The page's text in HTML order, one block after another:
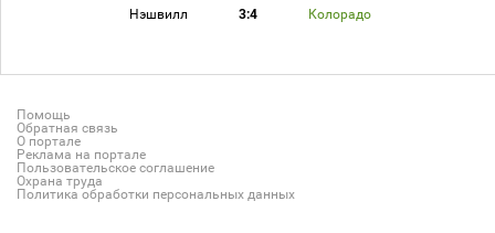
Нэшвилл 3:4 Колорадо
Помощь
Обратная связь
О портале
Реклама на портале
Пользовательское соглашение
Охрана труда
Политика обработки персональных данных